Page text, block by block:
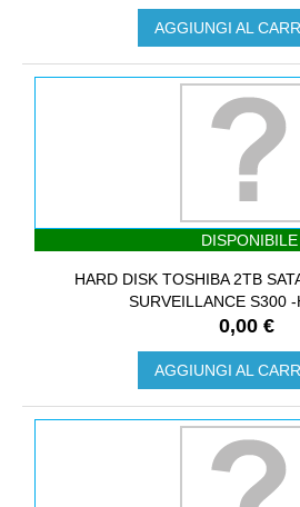
AGGIUNGI AL
DISPONIBILE
HARD DISK TOSHIBA 2TB
SURVEILLANCE S300
0,00 €
AGGIUNGI AL